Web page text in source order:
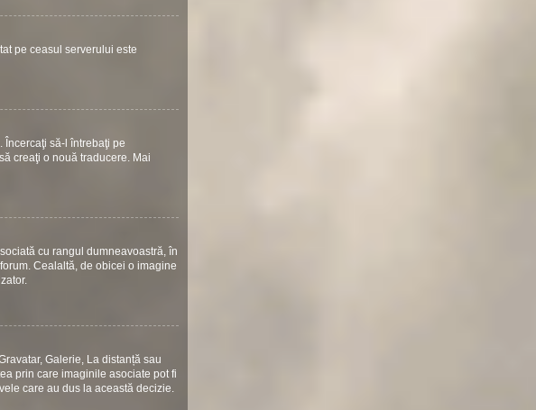
pe ceasul serverului este
Încercaţi să-l întrebaţi pe
creaţi o nouă traducere. Mai
cu rangul dumneavoastră, în
Cealaltă, de obicei o imagine
Galerie, La distanță sau
prin care imaginile asociate pot fi
care au dus la această decizie.